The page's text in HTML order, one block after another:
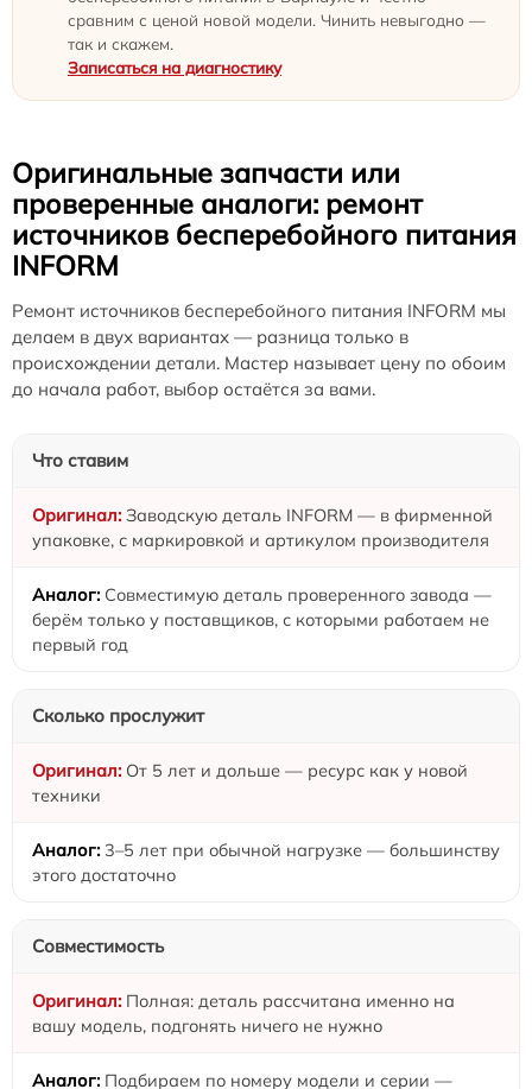
сравним с ценой новой модели. Чинить невыгодно —
так и скажем.
Записаться на диагностику
Оригинальные запчасти или
проверенные аналоги: ремонт
источников бесперебойного питания
INFORM
Ремонт источников бесперебойного питания INFORM мы
делаем в двух вариантах — разница только в
происхождении детали. Мастер называет цену по обоим
до начала работ, выбор остаётся за вами.
Что ставим
Заводскую деталь INFORM — в фирменной
упаковке, с маркировкой и артикулом производителя
Совместимую деталь проверенного завода —
берём только у поставщиков, с которыми работаем не
первый год
Сколько прослужит
От 5 лет и дольше — ресурс как у новой
техники
3–5 лет при обычной нагрузке — большинству
этого достаточно
Совместимость
Полная: деталь рассчитана именно на
вашу модель, подгонять ничего не нужно
Подбираем по номеру модели и серии —